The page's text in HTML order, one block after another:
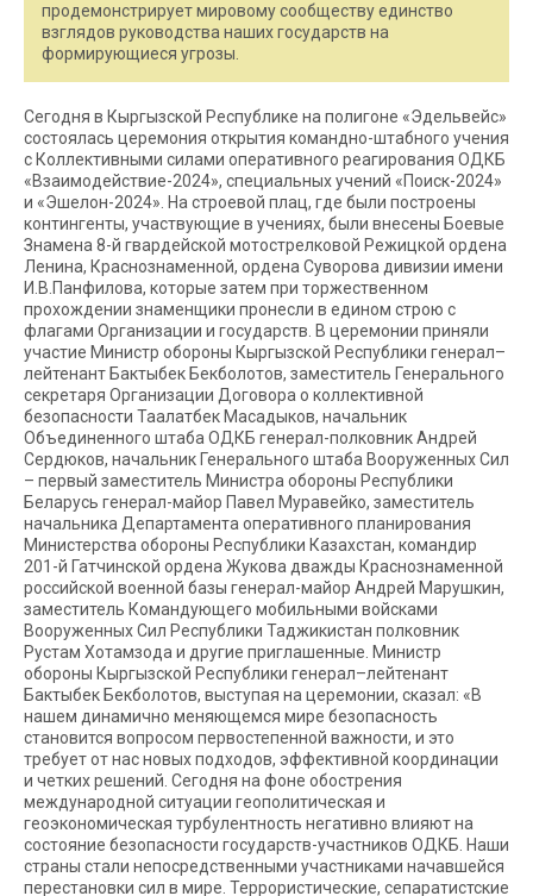
продемонстрирует мировому сообществу единство
взглядов руководства наших государств на
формирующиеся угрозы.
Сегодня в Кыргызской Республике на полигоне «Эдельвейс»
состоялась церемония открытия командно-штабного учения
с Коллективными силами оперативного реагирования ОДКБ
«Взаимодействие-2024», специальных учений «Поиск-2024»
и «Эшелон-2024». На строевой плац, где были построены
контингенты, участвующие в учениях, были внесены Боевые
Знамена 8-й гвардейской мотострелковой Режицкой ордена
Ленина, Краснознаменной, ордена Суворова дивизии имени
И.В.Панфилова, которые затем при торжественном
прохождении знаменщики пронесли в едином строю с
флагами Организации и государств. В церемонии приняли
участие Министр обороны Кыргызской Республики генерал–
лейтенант Бактыбек Бекболотов, заместитель Генерального
секретаря Организации Договора о коллективной
безопасности Таалатбек Масадыков, начальник
Объединенного штаба ОДКБ генерал-полковник Андрей
Сердюков, начальник Генерального штаба Вооруженных Сил
– первый заместитель Министра обороны Республики
Беларусь генерал-майор Павел Муравейко, заместитель
начальника Департамента оперативного планирования
Министерства обороны Республики Казахстан, командир
201-й Гатчинской ордена Жукова дважды Краснознаменной
российской военной базы генерал-майор Андрей Марушкин,
заместитель Командующего мобильными войсками
Вооруженных Сил Республики Таджикистан полковник
Рустам Хотамзода и другие приглашенные. Министр
обороны Кыргызской Республики генерал–лейтенант
Бактыбек Бекболотов, выступая на церемонии, сказал: «В
нашем динамично меняющемся мире безопасность
становится вопросом первостепенной важности, и это
требует от нас новых подходов, эффективной координации
и четких решений. Сегодня на фоне обострения
международной ситуации геополитическая и
геоэкономическая турбулентность негативно влияют на
состояние безопасности государств-участников ОДКБ. Наши
страны стали непосредственными участниками начавшейся
перестановки сил в мире. Террористические, сепаратистские